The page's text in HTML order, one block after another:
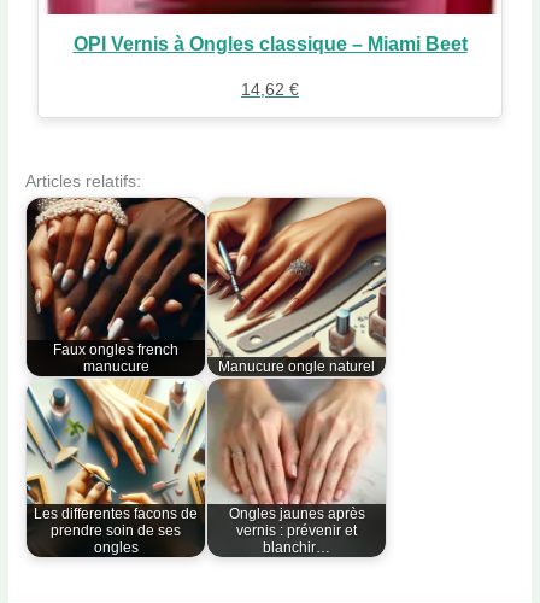
OPI Vernis à Ongles classique – Miami Beet
14,62 €
Articles relatifs:
Faux ongles french
manucure
Manucure ongle naturel
Les differentes facons de
prendre soin de ses
ongles
Ongles jaunes après
vernis : prévenir et
blanchir…